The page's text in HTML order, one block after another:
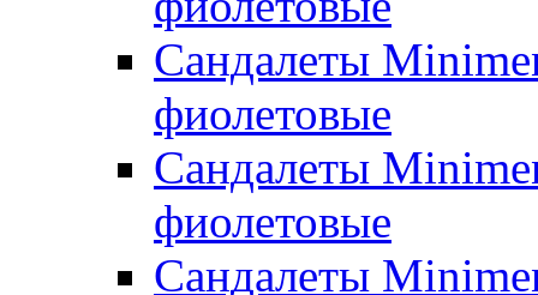
Сандалеты
фиолетовые
Сандалеты
фиолетовые
Сандалеты